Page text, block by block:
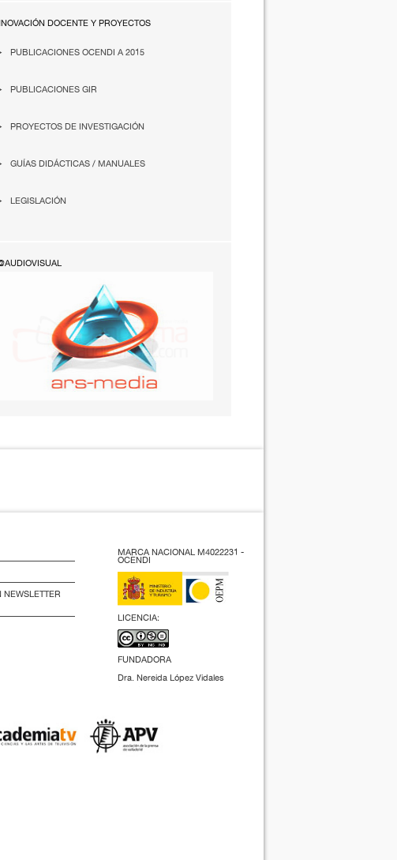
DOCENTE Y PROYECTOS
PUBLICACIONES OCENDI A 2015
PUBLICACIONES GIR
PROYECTOS DE INVESTIGACIÓN
GUÍAS DIDÁCTICAS / MANUALES
LEGISLACIÓN
NEWSLETTER
MARCA NACIONAL M4022231 -
OCENDI
LICENCIA:
FUNDADORA
Dra. Nereida López Vidales